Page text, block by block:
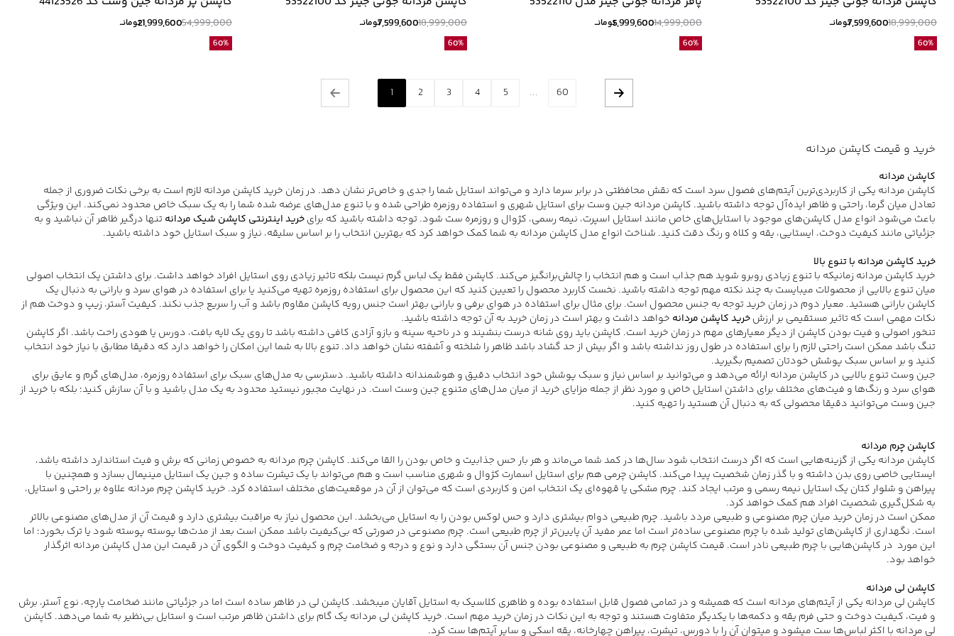
18,999,000
7,599,600تومانــ
60%
14,999,000
5,999,600تومانــ
60%
18,999,000
7,599,600تومانــ
60%
54,999,000
21,999,600تومانــ
60%
1 2 3 4 5 ... 60
خرید و قیمت کاپشن مردانه
کاپشن مردانه
کاپشن مردانه یکی از کاربردی‌ترین آیتم‌های فصول سرد است که نقش محافظتی در برابر سرما دارد و می‌‌تواند استایل شما را جدی و خاص‌تر نشان دهد. در زمان خرید کاپشن مردانه لازم است به برخی نکات ضروری از جمله
تعادل میان گرما، راحتی و ظاهر ایده‌آل توجه داشته باشید. کاپشن مردانه جین وست برای استایل شهری و استفاده روزمره طراحی شده و با تنوع مدل‌های عرضه شده شما را به یک سبک خاص محدود نمی‌کند. این ویژگی
باعث می‌شود انواع مدل کاپشن‌های موجود با استایل‌های خاص مانند استایل اسپرت، نیمه رسمی، کژوال و روزمره ست شود. توجه داشته باشید که برایخرید اینترنتی کاپشن شیک مردانه تنها درگیر ظاهر آن نباشید و به
جزئیاتی مانند کیفیت دوخت، ایستایی، یقه و کلاه و رنگ دقت کنید. شناخت انواع مدل کاپشن مردانه به شما کمک خواهد کرد که بهترین انتخاب را بر اساس سلیقه، نیاز و سبک استایل خود داشته باشید.
خرید کاپشن مردانه با تنوع بالا
خرید کاپشن مردانه زمانیکه با تنوع زیادی روبرو شوید هم جذاب است و هم انتخاب را چالش‌برانگیز می‌کند. کاپشن فقط یک لباس گرم نیست بلکه تاثیر زیادی روی استایل افراد خواهد داشت. برای داشتن یک انتخاب اصولی
میان تنوع بالایی از محصولات می‎بایست به چند نکته مهم توجه داشته باشید. نخست کاربرد محصول را تعیین کنید که این محصول برای استفاده روزمره تهیه می‌کنید یا برای استفاده در هوای سرد و بارانی به دنبال یک
کاپشن بارانی هستید. معیار دوم در زمان خرید توجه به جنس محصول است. برای مثال برای استفاده در هوای برفی و بارانی بهتر است جنس رویه کاپشن مقاوم باشد و آب را سریع جذب نکند. کیفیت آستر، زیپ و دوخت هم از
نکات مهمی است که تاثیر مستقیمی بر ارزشخرید کاپشن مردانه خواهد داشت و بهتر است در زمان خرید به آن توجه داشته باشید.
تنخور اصولی و فیت بودن کاپشن از دیگر معیارهای مهم در زمان خرید است. کاپشن باید روی شانه درست بنشیند و در ناحیه سینه و بازو آزادی کافی داشته باشد تا روی یک لایه بافت، دورس یا هودی راحت باشد. اگر کاپشن
تنگ باشد ممکن است راحتی لازم را برای استفاده در طول روز نداشته باشد و اگر بیش از حد گشاد باشد ظاهر را شلخته و آشفته نشان خواهد داد. تنوع بالا به شما این امکان را خواهد دارد که دقیقا مطابق با نیاز خود انتخاب
کنید و بر اساس سبک پوشش خودتان تصمیم بگیرید.
جین وست تنوع بالایی در کاپشن مردانه ارائه می‌دهد و می‌توانید بر اساس نیاز و سبک پوشش خود انتخاب دقیق و هوشمندانه داشته باشید. دسترسی به مدل‌های سبک برای استفاده روزمره، مدل‌های گرم و عایق برای
هوای سرد و رنگ‌ها و فیت‌های مختلف برای داشتن استایل خاص و مورد نظر از جمله مزایای خرید از میان مدل‌های متنوع جین وست است. در نهایت مجبور نیستید محدود به یک مدل باشید و با آن سازش کنید؛ بلکه با خرید از
جین وست می‌توانید دقیقا محصولی که به دنبال آن هستید را تهیه کنید.
کاپشن چرم مردانه
کاپشن مردانه یکی از گزینه‌هایی است که اگر درست انتخاب شود سال‌ها در کمد شما می‌ماند و هر بار حس جذابیت و خاص بودن را القا می‌کند. کاپشن چرم مردانه به خصوص زمانی که برش و فیت استاندارد داشته باشد،
ایستایی خاصی روی بدن داشته و با گذر زمان شخصیت پیدا می‌کند. کاپشن چرمی هم برای استایل اسمارت کژوال و شهری مناسب است و هم می‌تواند با یک تیشرت ساده و جین یک استایل مینیمال بسازد و همچنین با
پیراهن و شلوار کتان یک استایل نیمه رسمی و مرتب ایجاد کند. چرم مشکی یا قهوه‌ای یک انتخاب امن و کاربردی است که می‌توان از آن در موقعیت‌های مختلف استفاده کرد. خرید کاپشن چرم مردانه علاوه بر راحتی و استایل،
به شکل‌گیری شخصیت افراد هم کمک خواهد کرد.
ممکن است در زمان خرید میان چرم مصنوعی و طبیعی مردد باشید. چرم طبیعی دوام بیشتری دارد و حس لوکس بودن را به استایل می‌بخشد. این محصول نیاز به مراقبت بیشتری دارد و قیمت آن از مدل‌های مصنوعی بالاتر
است. نگهداری از کاپشن‌های تولید شده با چرم مصنوعی ساده‌تر است اما عمر مفید آن پایین‌تر از چرم طبیعی است. چرم مصنوعی در صورتی که بی‌کیفیت باشد ممکن است بعد از مدت‌ها پوسته پوسته شود یا ترک بخورد؛ اما
این مورد در کاپشن‌هایی با چرم طبیعی نادر است. قیمت کاپشن چرم به طبیعی و مصنوعی بودن جنس آن بستگی دارد و نوع و درجه و ضخامت چرم و کیفیت دوخت و الگوی آن در قیمت این مدل کاپشن مردانه اثرگذار
خواهد بود.
کاپشن لی مردانه
کاپشن لی مردانه یکی از آیتم‌های مردانه است که همیشه و در تمامی فصول قابل استفاده بوده و ظاهری کلاسیک به استایل آقایان می‎بخشد. کاپشن لی در ظاهر ساده است اما در جزئیاتی مانند ضخامت پارچه، نوع آستر، برش
و فیت، کیفیت دوخت و حتی فرم یقه و دکمه‌ها با یکدیگر متفاوت هستند و توجه به این نکات در زمان خرید مهم است. خرید کاپشن لی مردانه یک گام برای داشتن ظاهر مرتب است و استایل بی‌نظیر به شما می‌دهد. کاپشن
لی مردانه با اکثر لباس‌ها ست می‎شود و می‎توان آن را با دورس، تیشرت، پیراهن چهارخانه، یقه اسکی و سایر آیتم‌ها ست کرد.